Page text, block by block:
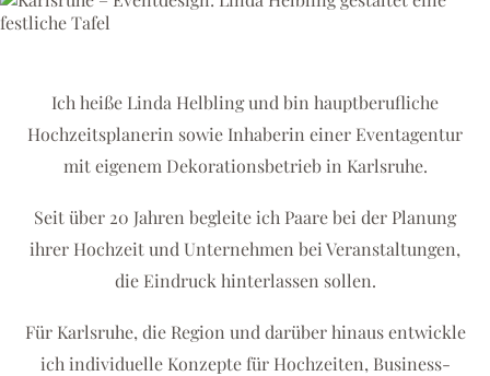
Ich heiße Linda Helbling und bin hauptberufliche
Hochzeitsplanerin sowie Inhaberin einer Eventagentur
mit eigenem Dekorationsbetrieb in Karlsruhe.
Seit über 20 Jahren begleite ich Paare bei der Planung
ihrer Hochzeit und Unternehmen bei Veranstaltungen,
die Eindruck hinterlassen sollen.
Für Karlsruhe, die Region und darüber hinaus entwickle
ich individuelle Konzepte für Hochzeiten, Business-